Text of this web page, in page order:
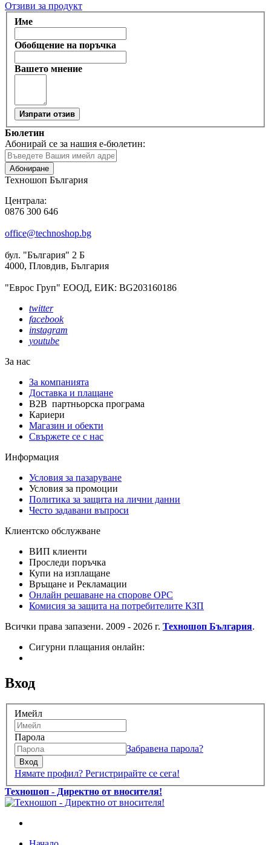
Отзиви за продукт
Име
Обобщение на поръчка
Вашето мнение
Изпрати отзив
Бюлетин
Абонирай се за нашия е-бюлетин:
Абониране
Техношоп България
Централа:
0876 300 646
office@technoshop.bg
бул. "България" 2 Б
4000, Пловдив, България
"Еврос Груп" ЕООД, ЕИК: BG203160186
twitter
facebook
instagram
youtube
За нас
За компанията
Доставка и плащане
B2B партньорска програма
Кариери
Магазин и обекти
Свържете се с нас
Информация
Условия за пазаруване
Условия за промоции
Политика за защита на лични данни
Често задавани въпроси
Клиентско обслужване
ВИП клиенти
Проследи поръчка
Купи на изплащане
Връщане и Рекламации
Онлайн решаване на спорове OPC
Комисия за защита на потребителите КЗП
Всички права запазени. 2009 - 2026 г. Техношоп България.
Сигурни плащания онлайн:
Вход
Имейл
Парола
Забравена парола?
Вход
Нямате профил? Регистрирайте се сега!
Техношоп - Директно от вносителя!